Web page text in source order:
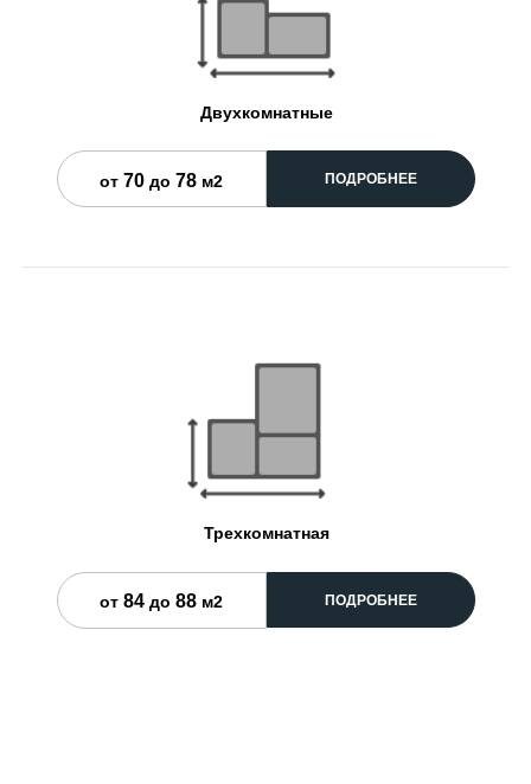
Двухкомнатные
от70 до78 м2 ПОДРОБНЕЕ
Трехкомнатная
от84 до88 м2 ПОДРОБНЕЕ